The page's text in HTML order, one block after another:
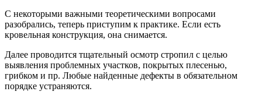
С некоторыми важными теоретическими вопросами
разобрались, теперь приступим к практике. Если есть
кровельная конструкция, она снимается.
Далее проводится тщательный осмотр стропил с целью
выявления проблемных участков, покрытых плесенью,
грибком и пр. Любые найденные дефекты в обязательном
порядке устраняются.